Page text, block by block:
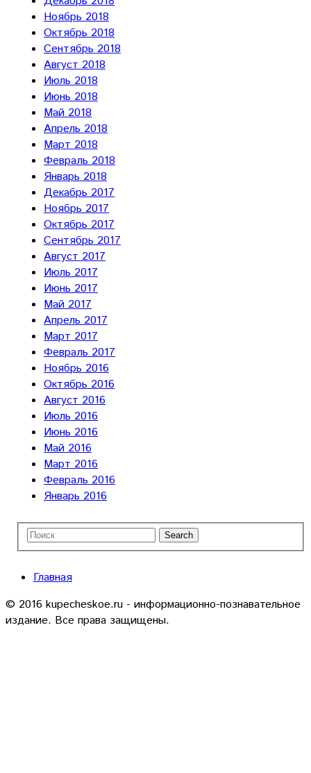
Ноябрь 2018
Октябрь 2018
Сентябрь 2018
Август 2018
Июль 2018
Июнь 2018
Май 2018
Апрель 2018
Март 2018
Февраль 2018
Январь 2018
Декабрь 2017
Ноябрь 2017
Октябрь 2017
Сентябрь 2017
Август 2017
Июль 2017
Июнь 2017
Май 2017
Апрель 2017
Март 2017
Февраль 2017
Ноябрь 2016
Октябрь 2016
Август 2016
Июль 2016
Июнь 2016
Май 2016
Март 2016
Февраль 2016
Январь 2016
Главная
© 2016 kupecheskoe.ru - информационно-познавательное
издание. Все права защищены.